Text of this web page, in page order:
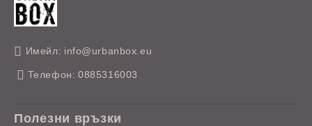
Имейл: info@urbanbox.eu
Телефон: 0885316003
Полезни връзки